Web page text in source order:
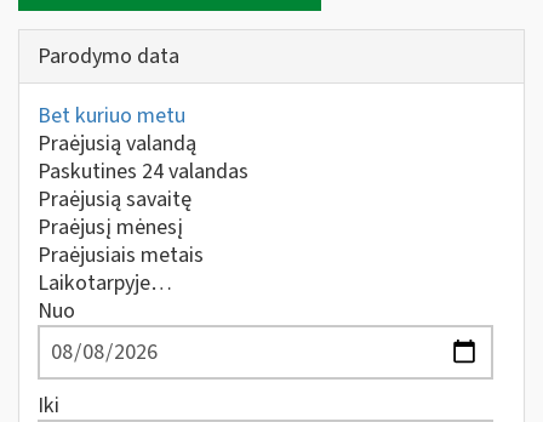
Parodymo data
Bet kuriuo metu
Praėjusią valandą
Paskutines 24 valandas
Praėjusią savaitę
Praėjusį mėnesį
Praėjusiais metais
Laikotarpyje…
Nuo
Iki